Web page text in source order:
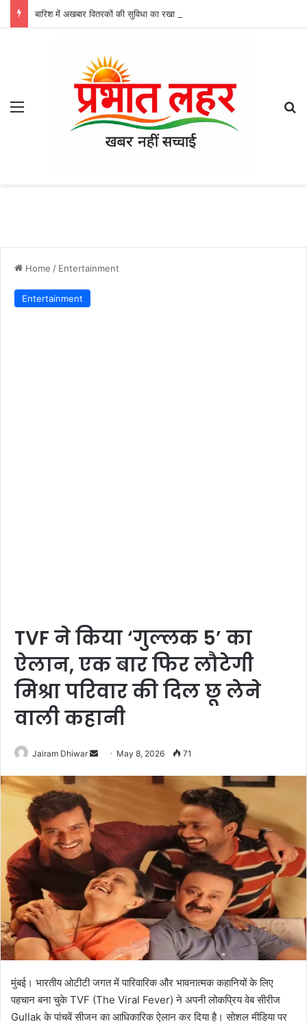
Menu
Home / Entertainment
Entertainment
TVF ने किया ‘गुल्लक 5’ का
ऐलान, एक बार फिर लौटेगी
मिश्रा परिवार की दिल छू लेने
वाली कहानी
Jairam Dhiwar
Send May 8, 2026 71
मुंबई। भारतीय ओटीटी जगत में पारिवारिक और भावनात्मक कहानियों के लिए
पहचान बना चुके TVF (The Viral Fever) ने अपनी लोकप्रिय वेब सीरीज
Gullak के पांचवें सीजन का आधिकारिक ऐलान कर दिया है। सोशल मीडिया पर